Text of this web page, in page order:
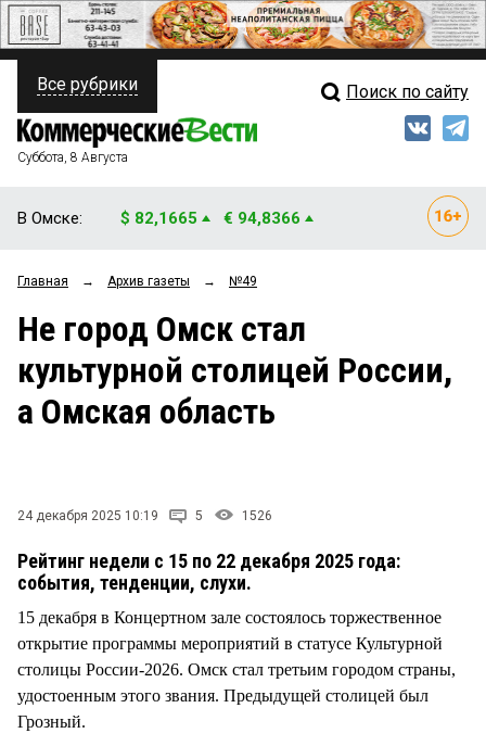
ПОЛИТИКА
ФИНАНСЫ
ОБЩЕСТВО
ЗАКОН
НОВОСТИ КОМПАНИЙ
Свежий выпуск
Рейтинги
Блоги
Все рубрики Поиск по сайту
Суббота, 8 Августа
В Омске: $ 82,1665 € 94,8366
Главная → Архив газеты → №49
Не город Омск стал
культурной столицей России,
а Омская область
24 декабря 2025 10:19 5 1526
Рейтинг недели с 15 по 22 декабря 2025 года:
события, тенденции, слухи.
15 декабря в Концертном зале состоялось торжественное
открытие программы мероприятий в статусе Культурной
столицы России-2026. Омск стал третьим городом страны,
удостоенным этого звания. Предыдущей столицей был
Грозный.